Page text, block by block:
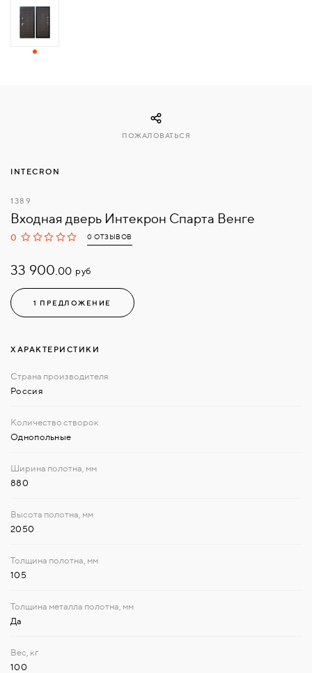
СВЯЗАТЬСЯ
INTECRON
1389
Входная дверь Интекрон Спарта Венге
0 0 ОТЗЫВОВ
33 900.00 руб
1 ПРЕДЛОЖЕНИЕ
ПОЖАЛОВАТЬСЯ
ХАРАКТЕРИСТИКИ
Россия
Однопольные
880
2050
105
Да
100